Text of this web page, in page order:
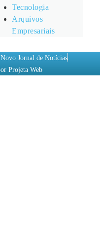
Tecnologia
Arquivos
Empresariais
Jornal de Notícias
Projeta Web